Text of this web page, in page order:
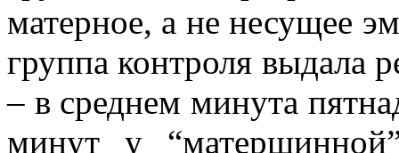
матерное, а не несущее
группа контроля выдала
– в среднем минута
минут у